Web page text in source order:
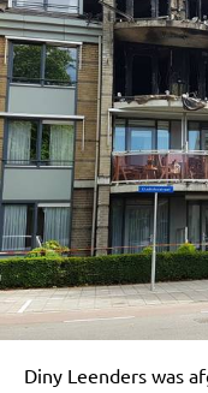
Diny Leenders was